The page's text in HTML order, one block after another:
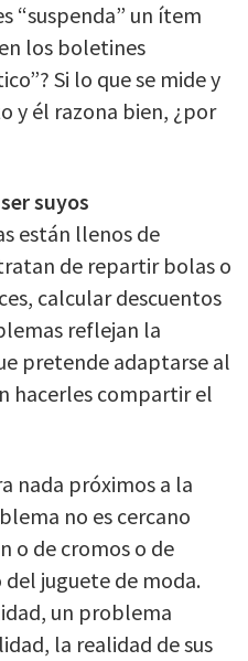
“suspenda” un ítem
los boletines
Si lo que se mide y
y él razona bien, ¿por
suyos
están llenos de
de repartir bolas o
calcular descuentos
reflejan la
pretende adaptarse al
hacerles compartir el
nada próximos a la
no es cercano
o de cromos o de
juguete de moda.
un problema
la realidad de sus